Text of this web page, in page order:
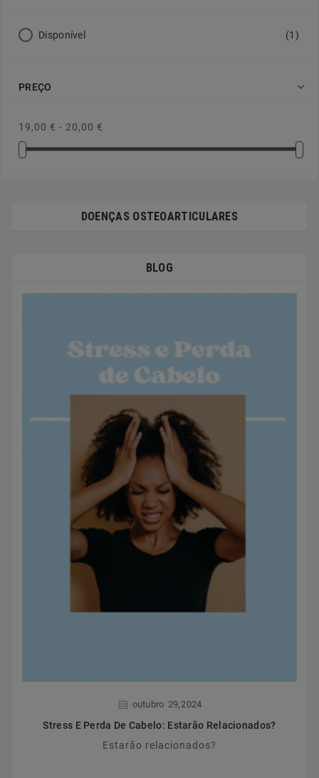
Disponível (1)
PREÇO 
19,00 € - 20,00 €
DOENÇAS OSTEOARTICULARES
BLOG
outubro 29, 2024
Stress E Perda De Cabelo: Estarão Relacionados?
Estarão relacionados?